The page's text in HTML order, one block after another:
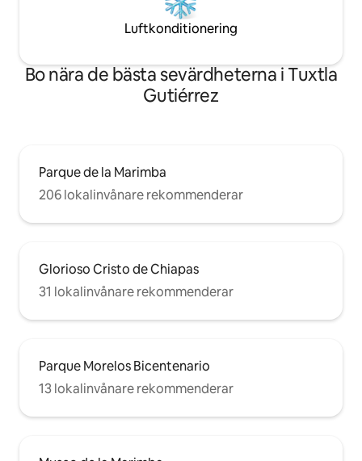
Luftkonditionering
Bo nära de bästa sevärdheterna i Tuxtla
Gutiérrez
Parque de la Marimba
206 lokalinvånare rekommenderar
Glorioso Cristo de Chiapas
31 lokalinvånare rekommenderar
Parque Morelos Bicentenario
13 lokalinvånare rekommenderar